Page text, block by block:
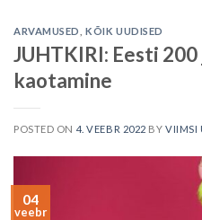
ARVAMUSED ,KÕIK UUDISED
JUHTKIRI: Eesti
kaotamine
POSTED ON 4. VEEBR 2022 BYVIIMSI
04
veebr